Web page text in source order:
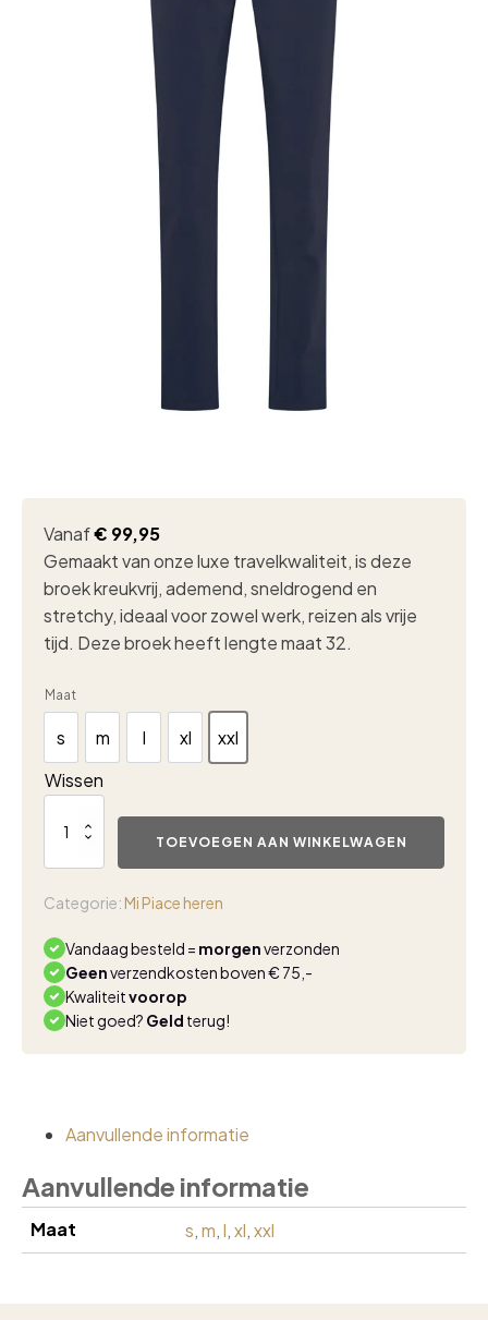
Vanaf€ 99,95
Gemaakt van onze luxe travelkwaliteit, is deze
broek kreukvrij, ademend, sneldrogend en
stretchy, ideaal voor zowel werk, reizen als vrije
tijd. Deze broek heeft lengte maat 32.
Maat
s
s
m
m
l
l
xl
xl
xxl
xxl
Wissen
travel
piace
L32
aantal
TOEVOEGEN AAN WINKELWAGEN
Categorie: Mi Piace heren
Vandaag besteld = morgenverzonden
Geenverzendkosten boven € 75,-
Kwaliteitvoorop
Niet goed? Geld terug!
Aanvullende informatie
Aanvullende informatie
Maat s,m,l,xl,xxl